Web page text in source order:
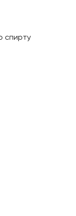
спирту